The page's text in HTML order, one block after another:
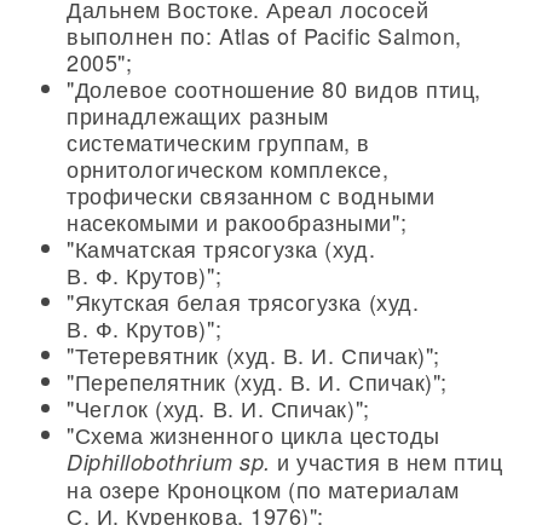
Дальнем Востоке. Ареал лососей
выполнен по: Atlas of Pacific Salmon,
2005";
"Долевое соотношение 80 видов птиц,
принадлежащих разным
систематическим группам, в
орнитологическом комплексе,
трофически связанном с водными
насекомыми и ракообразными";
"Камчатская трясогузка (худ.
В. Ф. Крутов)";
"Якутская белая трясогузка (худ.
В. Ф. Крутов)";
"Тетеревятник (худ. В. И. Спичак)";
"Перепелятник (худ. В. И. Спичак)";
"Чеглок (худ. В. И. Спичак)";
"Схема жизненного цикла цестоды
Diphillobothrium sp. и участия в нем птиц
на озере Кроноцком (по материалам
С. И. Куренкова, 1976)";